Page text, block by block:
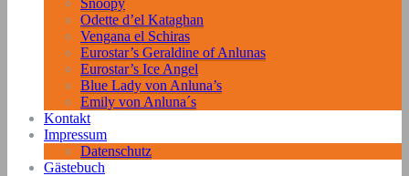
Odette d’el Kataghan
Vengana el Schiras
Eurostar’s Geraldine of Anlunas
Eurostar’s Ice Angel
Blue Lady von Anluna’s
Emily von Anluna´s
Kontakt
Impressum
Datenschutz
Gästebuch